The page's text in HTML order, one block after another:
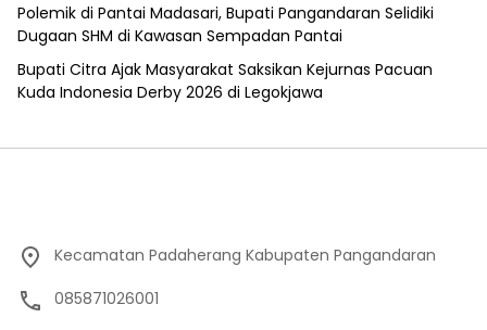
Polemik di Pantai Madasari, Bupati Pangandaran Selidiki
Dugaan SHM di Kawasan Sempadan Pantai
Bupati Citra Ajak Masyarakat Saksikan Kejurnas Pacuan
Kuda Indonesia Derby 2026 di Legokjawa
Kecamatan Padaherang Kabupaten Pangandaran
085871026001